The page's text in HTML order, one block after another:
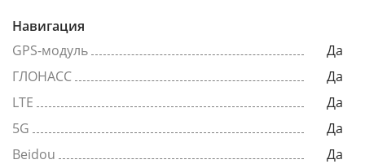
Навигация
GPS-модуль
Да
ГЛОНАСС
Да
LTE
Да
5G
Да
Beidou
Да